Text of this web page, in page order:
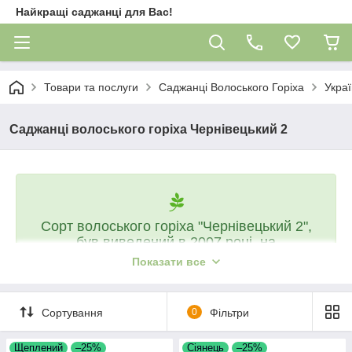
Найкращі саджанці для Вас!
Товари та послуги Саджанці Волоського Горіха
Саджанці волоського горіха Чернівецький 2
Сорт волоського горіха "Чернівецький 2",
був виведений в 2007 році, на
Придністровській дослідній станції
Агропромислового Виробництва УААН).
Сорт досить відомий та популярний серед
садівників Західної України і Придністров'я,
завдяки високій стабільності урожаю,
Показати все
Сортування 0 Фільтри
Щеплений –25% Сіянець –25%